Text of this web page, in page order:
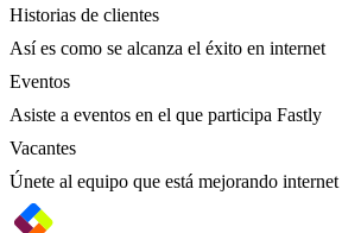
Historias de clientes
Así es como se alcanza el éxito en internet
Eventos
Asiste a eventos en el que participa Fastly
Vacantes
Únete al equipo que está mejorando internet